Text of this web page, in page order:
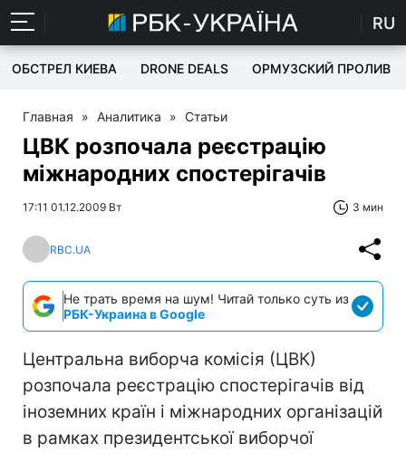
RU
ОБСТРЕЛ КИЕВА DRONE DEALS ОРМУЗСКИЙ ПРОЛИВ
Главная » Аналитика » Статьи
ЦВК розпочала реєстрацію
міжнародних спостерігачів
17:11 01.12.2009 Вт 3 мин
RBC.UA
Не трать время на шум! Читай только суть из
РБК-Украина в Google
Центральна виборча комісія (ЦВК)
розпочала реєстрацію спостерігачів від
іноземних країн і міжнародних організацій
в рамках президентської виборчої